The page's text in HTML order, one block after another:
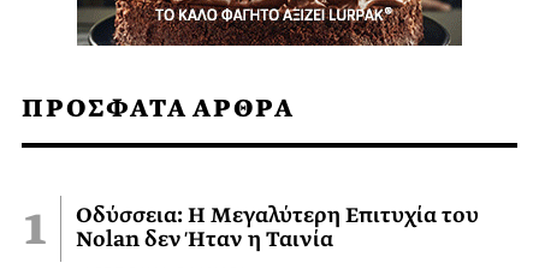
ΠΡΟΣΦΑΤΑ ΑΡΘΡΑ
Οδύσσεια: Η Μεγαλύτερη Επιτυχία του
Nolan δεν Ήταν η Ταινία